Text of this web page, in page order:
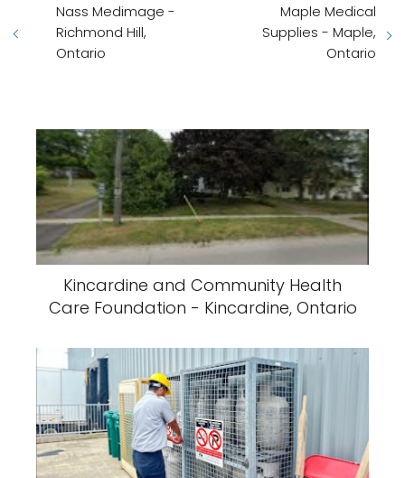
Nass Medimage -
Richmond Hill,
Ontario
Maple Medical
Supplies - Maple,
Ontario
Kincardine and Community Health
Care Foundation - Kincardine, Ontario